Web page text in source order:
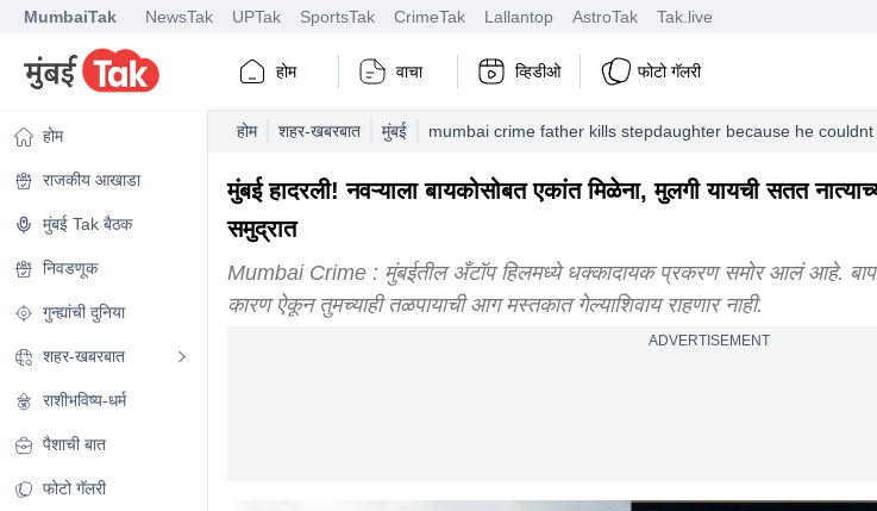
MumbaiTak NewsTak UPTak SportsTak CrimeTak Lallantop AstroTak Tak.live
होम वाचा व्हिडीओ फोटो गॅलरी
होम
राजकीय आखाडा
मुंबई Tak बैठक
निवडणूक
गुन्ह्यांची दुनिया
शहर-खबरबात
राशीभविष्य-धर्म
पैशाची बात
फोटो गॅलरी
होम शहर-खबरबात मुंबई mumbai crime father kills stepdaughter because he couldnt
मुंबई हादरली! नवऱ्याला बायकोसोबत एकांत मिळेना, मुलगी यायची सतत
समुद्रात
Mumbai Crime : मुंबईतील अँटॉप हिलमध्ये धक्कादायक प्रकरण समोर आलं आहे.
कारण ऐकून तुमच्याही तळपायाची आग मस्तकात गेल्याशिवाय राहणार नाही.
ADVERTISEMENT